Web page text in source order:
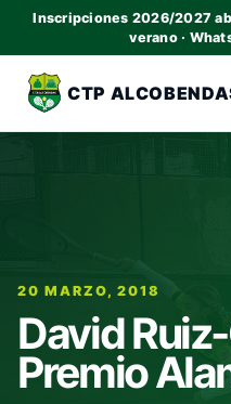
Inscripciones 2026/2027
verano ·
CTP
20 MARZO, 2018
David
Premio